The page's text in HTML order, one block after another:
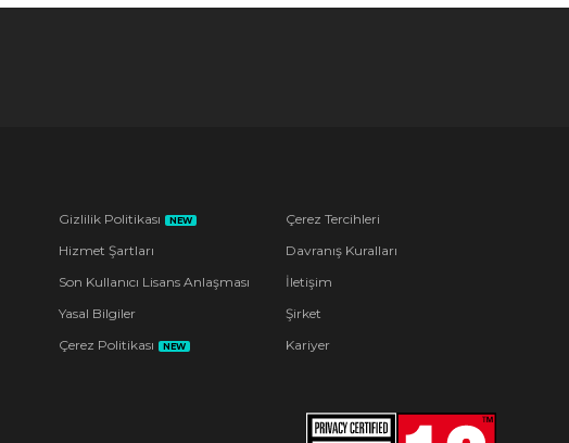
Gizlilik Politikası NEW
Hizmet Şartları
Son Kullanıcı Lisans Anlaşması
Yasal Bilgiler
Çerez Politikası
NEW
Çerez Tercihleri
Davranış Kuralları
İletişim
Şirket
Kariyer